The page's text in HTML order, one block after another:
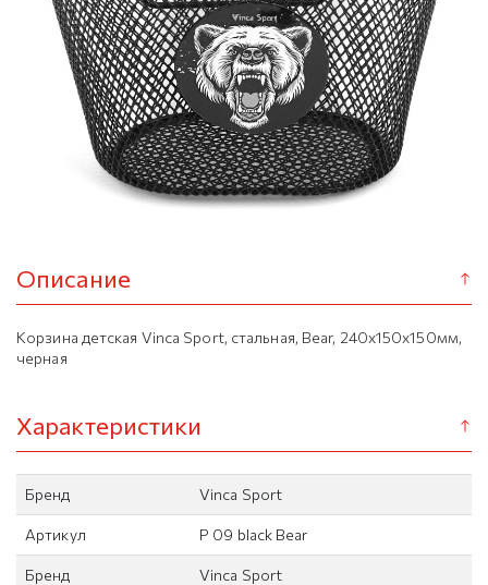
Описание
Корзина детская Vinca Sport, стальная, Bear, 240x150x150мм,
черная
Характеристики
Бренд Vinca Sport
Артикул P 09 black Bear
Бренд Vinca Sport